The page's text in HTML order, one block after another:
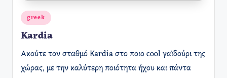
Αναρτήθηκε
σε
greek
Kardia
Ακούτε τον σταθμό Kardia στο ποιο cool γαϊδούρι της
χώρας, με την καλύτερη ποιότητα ήχου και πάντα